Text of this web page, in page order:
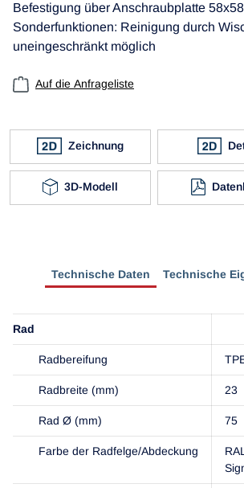
Befestigung über Anschraubplatte
Sonderfunktionen: Reinigung durch
uneingeschränkt möglich
Auf die Anfrageliste
Zeichnung
3D-Modell
Technische Daten Technische
Rad
Radbereifung
Radbreite (mm) 23
Rad Ø (mm) 75
Farbe der Radfelge/Abdeckung